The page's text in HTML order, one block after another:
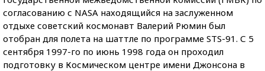
согласованию с NASA находящийся на заслуженном
отдыхе советский космонавт Валерий Рюмин был
отобран для полета на шаттле по программе STS-91. С 5
сентября 1997-го по июнь 1998 года он проходил
подготовку в Космическом центре имени Джонсона в